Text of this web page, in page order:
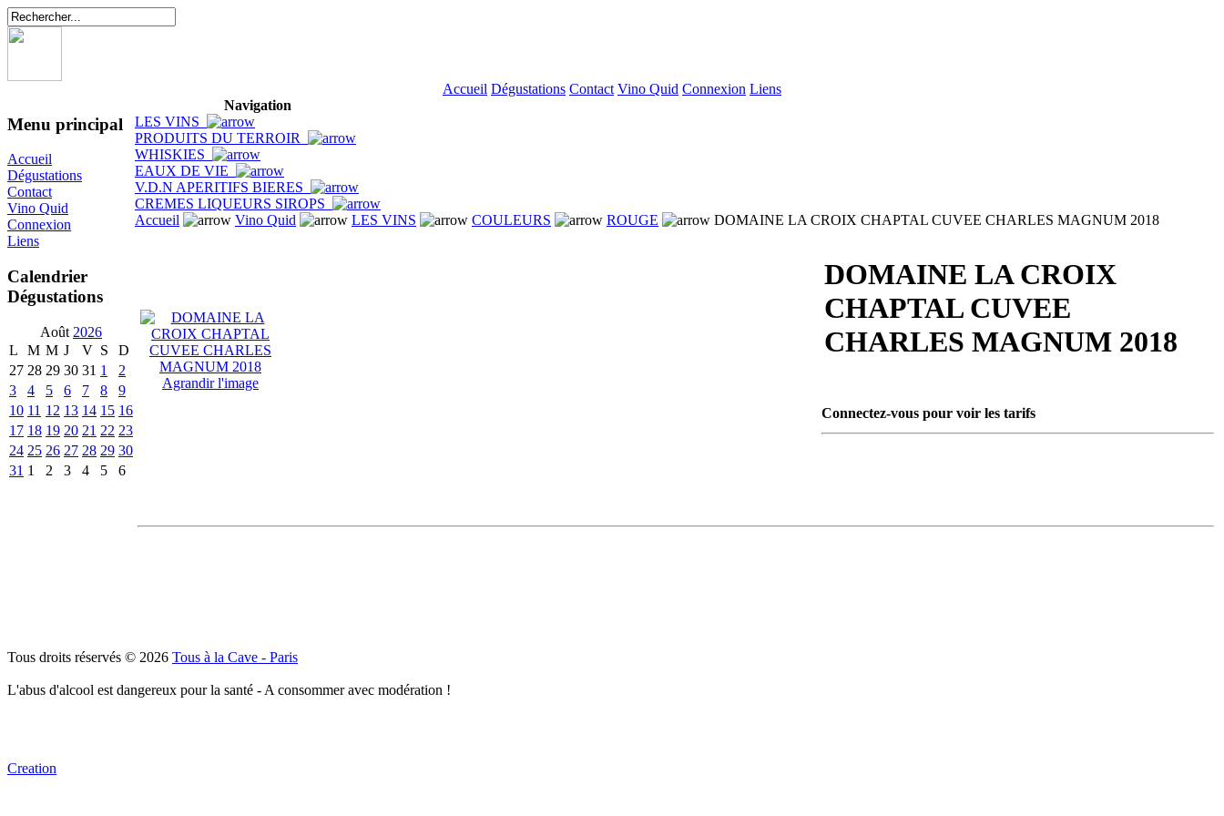
Accueil Dégustations Contact Vino Quid Connexion Liens
Menu principal
Accueil
Dégustations
Contact
Vino Quid
Connexion
Liens
Calendrier
Dégustations
Août 2026
L
M M J V S
D
27 28 29 30 31 1
2
3
4 5 6 7 8
9
10 11 12 13 14 15 16
17 18 19 20 21 22 23
24 25 26 27 28 29 30
31 1 2 3 4 5 6
Navigation
LES VINS
PRODUITS DU TERROIR
WHISKIES
EAUX DE VIE
V.D.N APERITIFS BIERES
CREMES LIQUEURS SIROPS
Accueil
Vino Quid LES VINS COULEURS ROUGE DOMAINE LA CROIX CHAPTAL CUVEE CHARLES MAGNUM 2018
Agrandir l'image
DOMAINE LA CROIX
CHAPTAL CUVEE
CHARLES MAGNUM 2018
Connectez-vous pour voir les tarifs
Tous droits réservés © 2026 Tous à la Cave - Paris
L'abus d'alcool est dangereux pour la santé - A consommer avec modération !
Creation